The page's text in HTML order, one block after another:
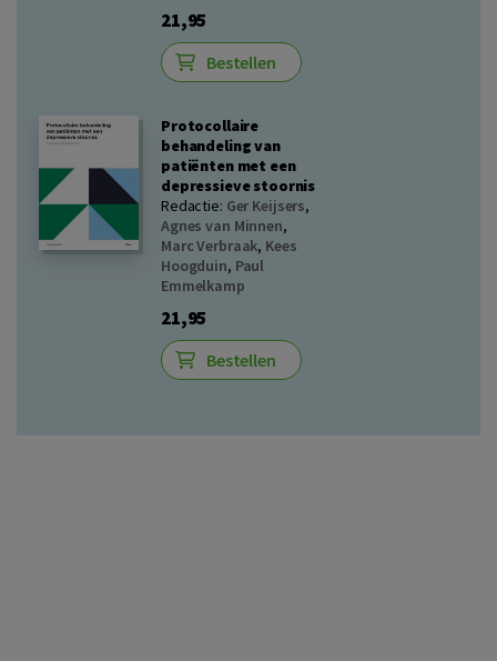
21,95
Bestellen
Protocollaire
behandeling van
patiënten met een
depressieve stoornis
Redactie: Ger Keijsers,
Agnes van Minnen,
Marc Verbraak, Kees
Hoogduin, Paul
Emmelkamp
21,95
Bestellen